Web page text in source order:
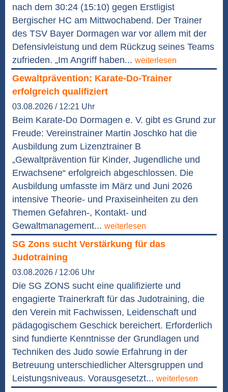
nach dem 30:24 (15:10) gegen Erstligist
Bergischer HC am Mittwochabend. Der Trainer
des TSV Bayer Dormagen war vor allem mit der
Defensivleistung und dem Rückzug seines Teams
zufrieden. „Im Angriff haben... weiterlesen
Gewaltprävention: Karate-Do-Trainer
erfolgreich qualifiziert
03.08.2026 / 12:21 Uhr
Beim Karate-Do Dormagen e. V. gibt es Grund zur
Freude: Vereinstrainer Martin Joschko hat die
Ausbildung zum Lizenztrainer B
„Gewaltprävention für Kinder, Jugendliche und
Erwachsene“ erfolgreich abgeschlossen. Die
Ausbildung umfasste im März und Juni 2026
intensive Theorie- und Praxiseinheiten zu den
Themen Gefahren-, Kontakt- und
Gewaltmanagement... weiterlesen
SG Zons sucht Verstärkung für das
Judotraining
03.08.2026 / 12:06 Uhr
Die SG ZONS sucht eine qualifizierte und
engagierte Trainerkraft für das Judotraining, die
den Verein mit Fachwissen, Leidenschaft und
pädagogischem Geschick bereichert. Erforderlich
sind fundierte Kenntnisse der Grundlagen und
Techniken des Judo sowie Erfahrung in der
Betreuung unterschiedlicher Altersgruppen und
Leistungsniveaus. Vorausgesetzt... weiterlesen